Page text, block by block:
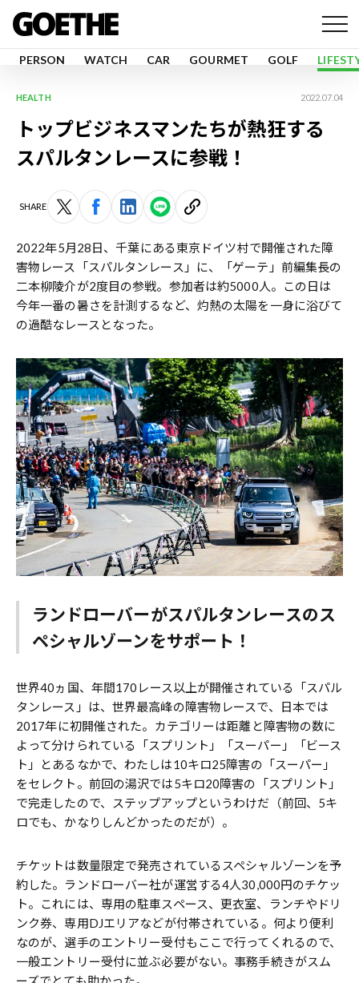
PERSON WATCH CAR GOURMET GOLF
HEALTH 2022.07.04
トップビジネスマンたちが熱狂する
スパルタンレースに参戦！
SHARE
2022年5月28日、千葉にある東京ドイツ村で開催された障
害物レース「スパルタンレース」に、「ゲーテ」前編集長の
二本柳陵介が2度目の参戦。参加者は約5000人。この日は
今年一番の暑さを計測するなど、灼熱の太陽を一身に浴びて
の過酷なレースとなった。
ランドローバーがスパルタンレースのス
ペシャルゾーンをサポート！
世界40ヵ国、年間170レース以上が開催されている「スパル
タンレース」は、世界最高峰の障害物レースで、日本では
2017年に初開催された。カテゴリーは距離と障害物の数に
よって分けられている「スプリント」「スーパー」「ビース
ト」とあるなかで、わたしは10キロ25障害の「スーパー」
をセレクト。前回の湯沢では5キロ20障害の「スプリント」
で完走したので、ステップアップというわけだ（前回、5キ
ロでも、かなりしんどかったのだが）。
チケットは数量限定で発売されているスペシャルゾーンを予
約した。ランドローバー社が運営する4人30,000円のチケッ
ト。これには、専用の駐車スペース、更衣室、ランチやドリ
ンク券、専用DJエリアなどが付帯されている。何より便利
なのが、選手のエントリー受付もここで行ってくれるので、
一般エントリー受付に並ぶ必要がない。事務手続きがスム